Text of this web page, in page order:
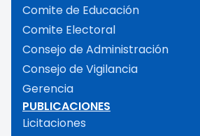
Comite de Educación
Comite Electoral
Consejo de Administración
Consejo de Vigilancia
Gerencia
PUBLICACIONES
Licitaciones